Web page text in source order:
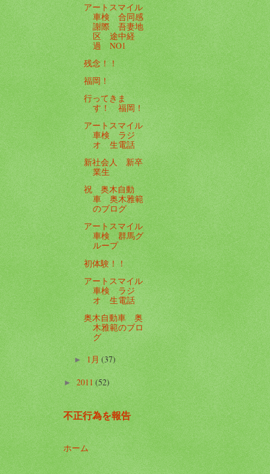
アートスマイル
車検 合同感
謝際 吾妻地
区 途中経
過 NO1
残念！！
福岡！
行ってきま
す！ 福岡！
アートスマイル
車検 ラジ
オ 生電話
新社会人 新卒
業生
祝 奥木自動
車 奥木雅範
のブログ
アートスマイル
車検 群馬グ
ループ
初体験！！
アートスマイル
車検 ラジ
オ 生電話
奥木自動車 奥
木雅範のブロ
グ
►1月(37)
►2011(52)
不正行為を報告
ホーム